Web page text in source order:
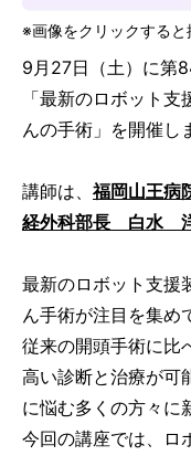
診療日／月曜～土
受付時間
8：00～12：30／
JP
※画像をクリックすると
9月27日（土）に第
「最新のロボット
んの手術」を開催し
講師は、福岡山王病
経外科部長 白水
最新のロボット支援
ん手術が注目を集め
従来の開頭手術に比
高い診断と治療が可
に悩む多くの方々に
今回の講座では、ロ